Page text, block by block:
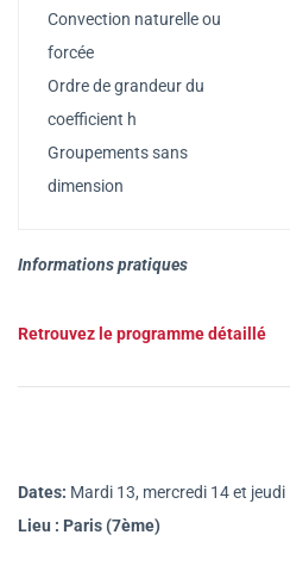
Convection naturelle ou
forcée
Ordre de grandeur du
coefficient h
Groupements sans
dimension
Informations pratiques
Retrouvez le programme détaillé
Dates: Mardi 13, mercredi 14 et
Lieu : Paris (7ème)